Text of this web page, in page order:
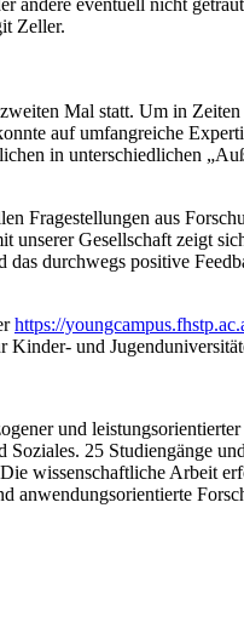
andere eventuell nicht
Zeller.
Mal statt. Um in
auf umfangreiche
in unterschiedlichen
Fragestellungen aus
unserer Gesellschaft zeigt
durchwegs positive
https://
und
und
25 Studiengänge
wissenschaftliche Arbeit
anwendungsorientierte